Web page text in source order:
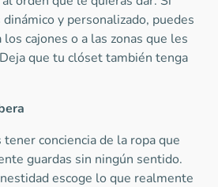
y personalizado, puedes
cajones o a las zonas que les
que tu clóset también tenga
conciencia de la ropa que
guardas sin ningún sentido.
escoge lo que realmente